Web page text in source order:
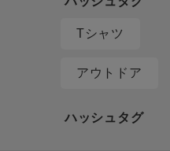
Tシャツ
アウトドア